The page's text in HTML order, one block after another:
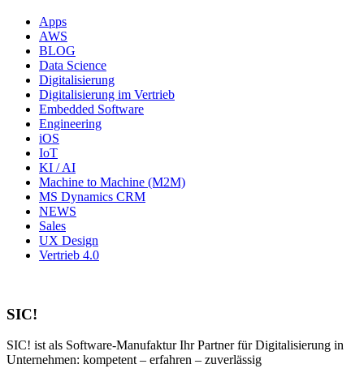
Apps
AWS
BLOG
Data Science
Digitalisierung
Digitalisierung im Vertrieb
Embedded Software
Engineering
iOS
IoT
KI / AI
Machine to Machine (M2M)
MS Dynamics CRM
NEWS
Sales
UX Design
Vertrieb 4.0
SIC!
SIC! ist als Software-Manufaktur Ihr Partner für Digitalisierung in
Unternehmen: kompetent – erfahren – zuverlässig